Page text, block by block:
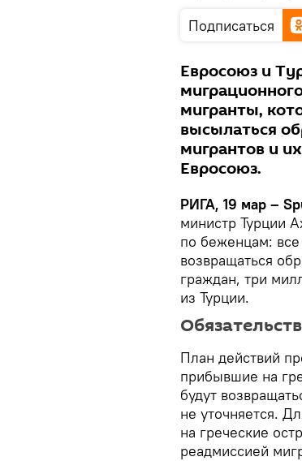
Подписаться
Евросоюз и
мигранты,
высылаться
мигрантов и
Евросоюз.
PИГА, 19 мар –
министр Турции
по беженцам:
возвращаться
граждан, три
из Турции.
План действий
прибывшие на
будут
не уточняется.
на греческие
реадмиссией